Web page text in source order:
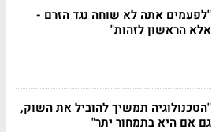
"לפעמים אתה לא שוחה נגד הזרם -
אלא הראשון לזהות"
"הטכנולוגיה תמשיך להוביל את השוק,
גם אם היא בתמחור יתר"